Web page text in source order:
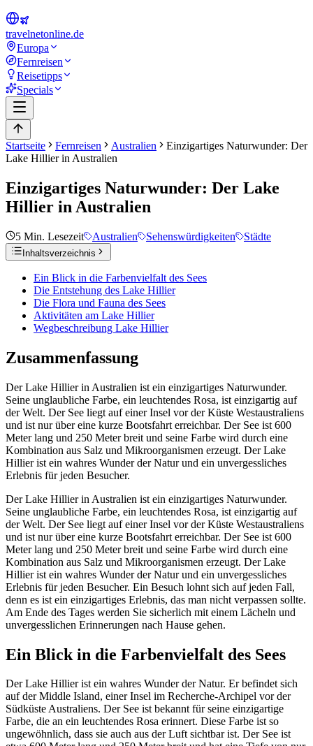
travelnetonline.de
Europa
Fernreisen
Reisetipps
Specials
Startseite Fernreisen Australien
Einzigartiges Naturwunder: Der
Lake Hillier in Australien
Einzigartiges Naturwunder: Der Lake
Hillier in Australien
5 Min. Lesezeit Australien Sehenswürdigkeiten Städte
Inhaltsverzeichnis
Ein Blick in die Farbenvielfalt des Sees
Die Entstehung des Lake Hillier
Die Flora und Fauna des Sees
Aktivitäten am Lake Hillier
Wegbeschreibung Lake Hillier
Zusammenfassung
Der Lake Hillier in Australien ist ein einzigartiges Naturwunder.
Seine unglaubliche Farbe, ein leuchtendes Rosa, ist einzigartig auf
der Welt. Der See liegt auf einer Insel vor der Küste Westaustraliens
und ist nur über eine kurze Bootsfahrt erreichbar. Der See ist 600
Meter lang und 250 Meter breit und seine Farbe wird durch eine
Kombination aus Salz und Mikroorganismen erzeugt. Der Lake
Hillier ist ein wahres Wunder der Natur und ein unvergessliches
Erlebnis für jeden Besucher.
Der Lake Hillier in Australien ist ein einzigartiges Naturwunder.
Seine unglaubliche Farbe, ein leuchtendes Rosa, ist einzigartig auf
der Welt. Der See liegt auf einer Insel vor der Küste Westaustraliens
und ist nur über eine kurze Bootsfahrt erreichbar. Der See ist 600
Meter lang und 250 Meter breit und seine Farbe wird durch eine
Kombination aus Salz und Mikroorganismen erzeugt. Der Lake
Hillier ist ein wahres Wunder der Natur und ein unvergessliches
Erlebnis für jeden Besucher. Ein Besuch lohnt sich auf jeden Fall,
denn es ist ein einzigartiges Erlebnis, das man nicht verpassen sollte.
Am Ende des Tages werden Sie sicherlich mit einem Lächeln und
unvergesslichen Erinnerungen nach Hause gehen.
Ein Blick in die Farbenvielfalt des Sees
Der Lake Hillier ist ein wahres Wunder der Natur. Er befindet sich
auf der Middle Island, einer Insel im Recherche-Archipel vor der
Südküste Australiens. Der See ist bekannt für seine einzigartige
Farbe, die an ein leuchtendes Rosa erinnert. Diese Farbe ist so
ungewöhnlich, dass sie auch aus der Luft sichtbar ist. Der See ist